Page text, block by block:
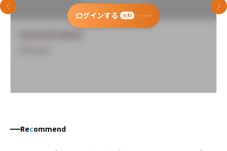
ログインする 無料
前のスライド 次
Recommend